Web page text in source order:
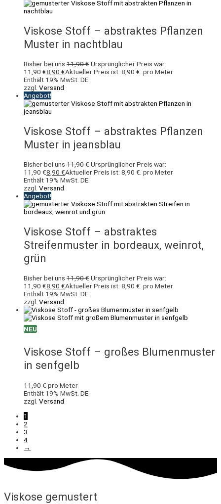
Viskose Stoff – abstraktes Pflanzen
Muster in nachtblau
Bisher bei uns 11,90€Ursprünglicher Preis war:
11,90 €8,90 €Aktueller Preis ist: 8,90 €. pro Meter
Enthält 19% MwSt. DE
zzgl. Versand
Angebot!
Viskose Stoff – abstraktes Pflanzen
Muster in jeansblau
Bisher bei uns 11,90€Ursprünglicher Preis war:
11,90 €8,90 €Aktueller Preis ist: 8,90 €. pro Meter
Enthält 19% MwSt. DE
zzgl. Versand
Angebot!
Viskose Stoff – abstraktes
Streifenmuster in bordeaux, weinrot,
grün
Bisher bei uns 11,90€Ursprünglicher Preis war:
11,90 €8,90 €Aktueller Preis ist: 8,90 €. pro Meter
Enthält 19% MwSt. DE
zzgl. Versand
NEU
Viskose Stoff – großes Blumenmuster
in senfgelb
11,90 € pro Meter
Enthält 19% MwSt. DE
zzgl. Versand
1
2
3
4
→
Viskose gemustert